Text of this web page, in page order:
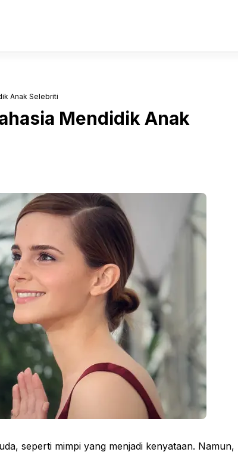
Anak Selebriti
Mendidik Anak
seperti mimpi yang menjadi kenyataan. Namun,